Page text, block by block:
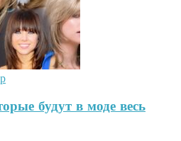
будут в моде весь